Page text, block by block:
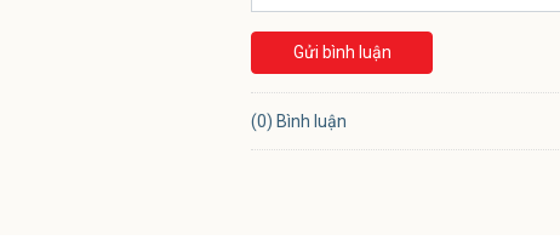
Gửi bình luận
(0) Bình luận